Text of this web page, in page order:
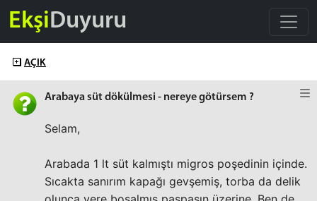
EkşiDuyuru
AÇIK
Arabaya süt dökülmesi - nereye götürsem ?
Selam,
Arabada 1 lt süt kalmıştı migros poşedinin içinde.
Sıcakta sanırım kapağı gevşemiş, torba da delik